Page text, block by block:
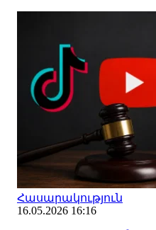
Հասարակություն
16.05.2026 16:16